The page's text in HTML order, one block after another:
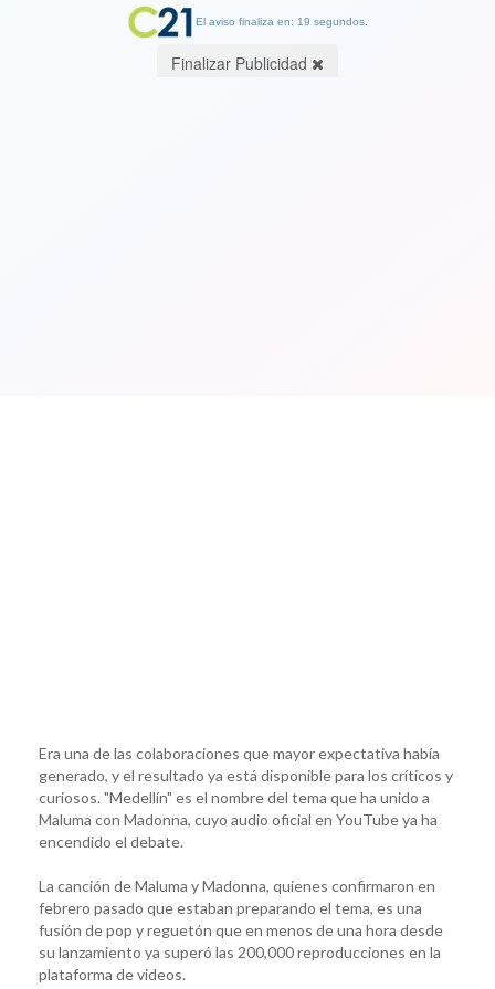
Era una de las colaboraciones que mayor expectativa había
generado, y el resultado ya está disponible para los críticos y
curiosos. "Medellín" es el nombre del tema que ha unido a
Maluma con Madonna, cuyo audio oficial en YouTube ya ha
encendido el debate.
La canción de Maluma y Madonna, quienes confirmaron en
febrero pasado que estaban preparando el tema, es una
fusión de pop y reguetón que en menos de una hora desde
su lanzamiento ya superó las 200,000 reproducciones en la
plataforma de videos.
El aviso finaliza en: 19 segundos.
Finalizar Publicidad